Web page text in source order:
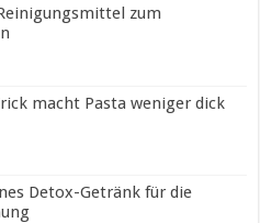
zum
macht Pasta weniger dick
Detox-Getränk für die